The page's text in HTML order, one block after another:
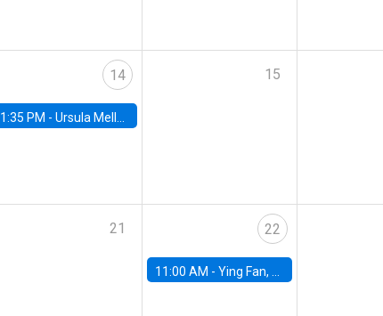
14
1:35 PM -Ursula Mello, Insper - Institute of Education and Research
15
21 22
11:00 AM -Ying Fan, University of Michigan